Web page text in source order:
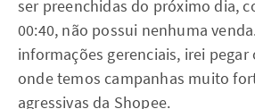
ser preenchidas do próximo dia,
00:40, não possui nenhuma
informações gerenciais, irei pegar
onde temos campanhas muito
agressivas da Shopee.